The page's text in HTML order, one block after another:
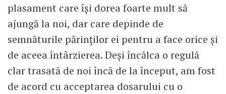
plasament care își dorea foarte mult să
ajungă la noi, dar care depinde de
semnăturile părinților ei pentru a face orice și
de aceea întârzierea. Deși încălca o regulă
clar trasată de noi încă de la început, am fost
de acord cu acceptarea dosarului cu o